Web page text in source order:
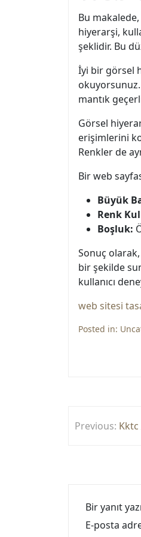
Bu makalede,
hiyerarşi,
şeklidir. Bu
İyi bir görsel
okuyorsunuz.
mantık
Görsel
erişimlerini
Renkler de
Bir web
Büyük
Renk
Boşluk:
Sonuç
bir şekilde
kullanıcı
web sitesi
Posted in:
Yazı
Previous:
Bir yanıt
E-posta